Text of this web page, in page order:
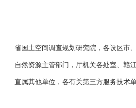
省国土空间调查规划研究院，各设区市
自然资源主管部门，厅机关各处室、赣
直属其他单位，各有关第三方服务技术